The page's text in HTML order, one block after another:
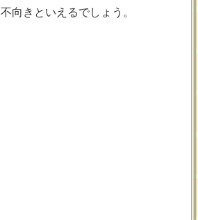
向きといえるでしょう。